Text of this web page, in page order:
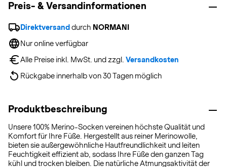
Preis- & Versandinformationen
Direktversand durch NORMANI
Nur online verfügbar
Alle Preise inkl. MwSt. und zzgl. Versandkosten
Rückgabe innerhalb von 30 Tagen möglich
Produktbeschreibung
Unsere 100% Merino-Socken vereinen höchste Qualität und
Komfort für Ihre Füße. Hergestellt aus reiner Merinowolle,
bieten sie außergewöhnliche Hautfreundlichkeit und leiten
Feuchtigkeit effizient ab, sodass Ihre Füße den ganzen Tag
kühl und trocken bleiben. Die natürliche Atmungsaktivität der